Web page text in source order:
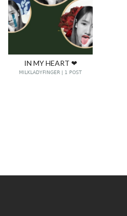
IN MY HEART ❤
MILKLADYFINGER | 1 POST